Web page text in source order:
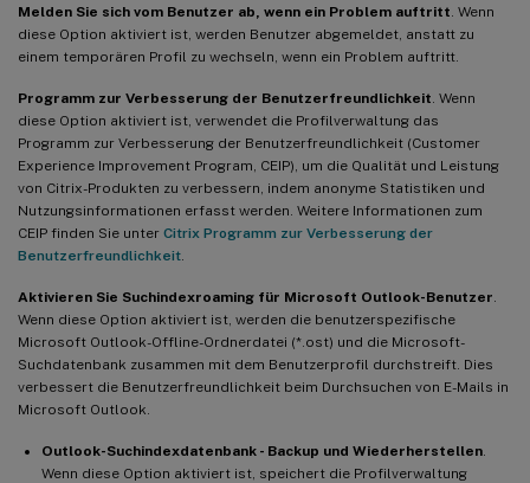
Melden Sie sich vom Benutzer ab, wenn ein Problem auftritt . Wenn
diese Option aktiviert ist, werden Benutzer abgemeldet, anstatt zu
einem temporären Profil zu wechseln, wenn ein Problem auftritt.
Programm zur Verbesserung der Benutzerfreundlichkeit . Wenn
diese Option aktiviert ist, verwendet die Profilverwaltung das
Programm zur Verbesserung der Benutzerfreundlichkeit (Customer
Experience Improvement Program, CEIP), um die Qualität und Leistung
von Citrix-Produkten zu verbessern, indem anonyme Statistiken und
Nutzungsinformationen erfasst werden. Weitere Informationen zum
CEIP finden Sie unter Citrix Programm zur Verbesserung der
Benutzerfreundlichkeit
Aktivieren Sie Suchindexroaming für Microsoft Outlook-Benutzer
Wenn diese Option aktiviert ist, werden die benutzerspezifische
Microsoft Outlook-Offline-Ordnerdatei (*.ost) und die Microsoft-
Suchdatenbank zusammen mit dem Benutzerprofil durchstreift. Dies
verbessert die Benutzerfreundlichkeit beim Durchsuchen von E-Mails in
Microsoft Outlook.
Outlook-Suchindexdatenbank - Backup und Wiederherstellen
Wenn diese Option aktiviert ist, speichert die Profilverwaltung